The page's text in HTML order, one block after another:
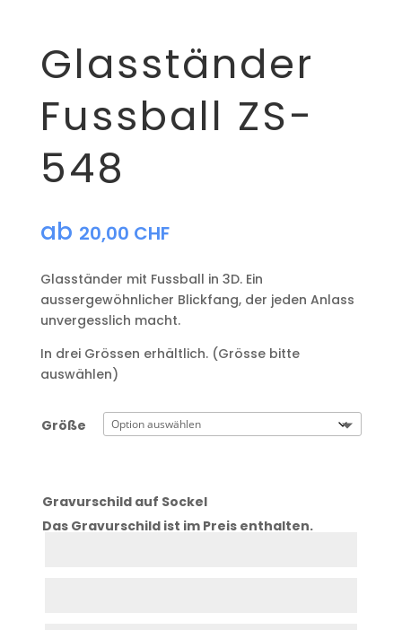
Glasständer
Fussball ZS-
548
ab 20,00 CHF
Glasständer mit Fussball in 3D. Ein
aussergewöhnlicher Blickfang, der jeden Anlass
unvergesslich macht.
In drei Grössen erhältlich. (Grösse bitte
auswählen)
Größe
Gravurschild auf Sockel
Das Gravurschild ist im Preis enthalten.